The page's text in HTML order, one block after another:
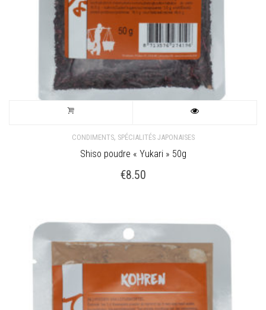
CONDIMENTS, SPÉCIALITÉS JAPONAISES
Shiso poudre « Yukari » 50g
€8.50